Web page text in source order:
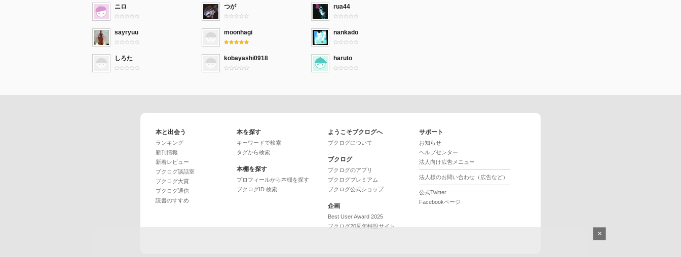
ニロ つが rua44
sayryuu moonhagi nankado
しろた kobayashi0918 haruto
本と出会う
ランキング
新刊情報
新着レビュー
ブクログ談話室
ブクログ大賞
ブクログ通信
読書のすすめ
本を探す
キーワードで検索
タグから検索
本棚を探す
プロフィールから本棚を探す
ブクログID 検索
ようこそブクログへ
ブクログについて
ブクログ
ブクログのアプリ
ブクログプレミアム
ブクログ公式ショップ
企画
Best User Award 2025
ブクログ20周年特設サイト
サポート
お知らせ
ヘルプセンター
法人向け広告メニュー
法人様のお問い合わせ（広告など）
公式Twitter
Facebookページ
×